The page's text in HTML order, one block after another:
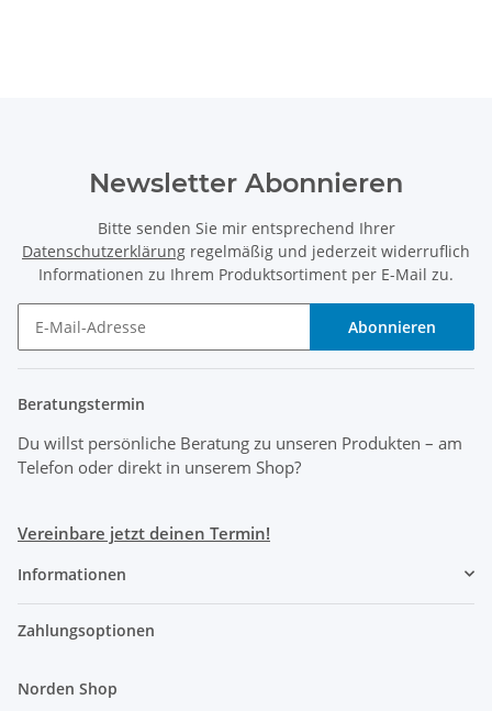
Newsletter Abonnieren
Bitte senden Sie mir entsprechend Ihrer
Datenschutzerklärung regelmäßig und jederzeit widerruflich
Informationen zu Ihrem Produktsortiment per E-Mail zu.
Abonnieren
Beratungstermin
Du willst persönliche Beratung zu unseren Produkten – am
Telefon oder direkt in unserem Shop?
Vereinbare jetzt deinen Termin!
Informationen
Zahlungsoptionen
Norden Shop